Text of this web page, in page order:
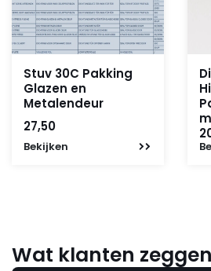
Stuv 30C Pakking
Glazen en
Metalendeur
27,50
Bekijken
Wat klanten